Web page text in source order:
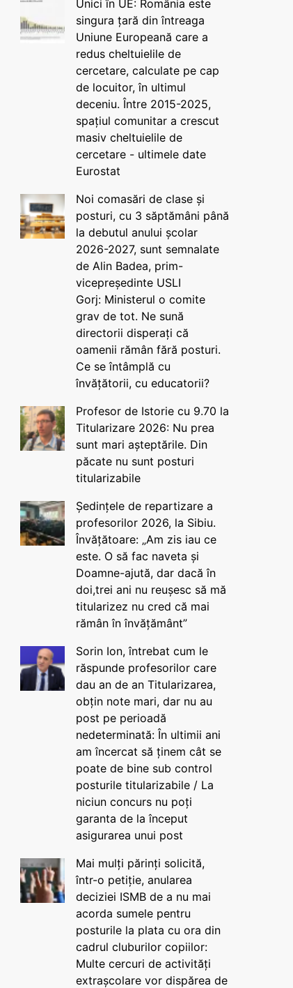
Unici în UE: România este
singura țară din întreaga
Uniune Europeană care a
redus cheltuielile de
cercetare, calculate pe cap
de locuitor, în ultimul
deceniu. Între 2015-2025,
spațiul comunitar a crescut
masiv cheltuielile de
cercetare - ultimele date
Eurostat
Noi comasări de clase și
posturi, cu 3 săptămâni până
la debutul anului școlar
2026-2027, sunt semnalate
de Alin Badea, prim-
vicepreședinte USLI
Gorj: Ministerul o comite
grav de tot. Ne sună
directorii disperați că
oamenii rămân fără posturi.
Ce se întâmplă cu
învățătorii, cu educatorii?
Profesor de Istorie cu 9.70 la
Titularizare 2026: Nu prea
sunt mari așteptările. Din
păcate nu sunt posturi
titularizabile
Ședințele de repartizare a
profesorilor 2026, la Sibiu.
Învățătoare: „Am zis iau ce
este. O să fac naveta și
Doamne-ajută, dar dacă în
doi,trei ani nu reușesc să mă
titularizez nu cred că mai
rămân în învățământ”
Sorin Ion, întrebat cum le
răspunde profesorilor care
dau an de an Titularizarea,
obțin note mari, dar nu au
post pe perioadă
nedeterminată: În ultimii ani
am încercat să ținem cât se
poate de bine sub control
posturile titularizabile / La
niciun concurs nu poți
garanta de la început
asigurarea unui post
Mai mulți părinți solicită,
într-o petiție, anularea
deciziei ISMB de a nu mai
acorda sumele pentru
posturile la plata cu ora din
cadrul cluburilor copiilor:
Multe cercuri de activități
extrașcolare vor dispărea de